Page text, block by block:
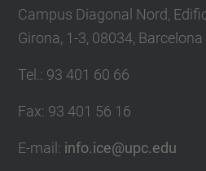
Campus Diagonal Nord,
Girona, 1-3, 08034, Barcelona
Tel. : 93 401 60 66
Fax: 93 401 56 16
E-mail: info.ice@upc.edu